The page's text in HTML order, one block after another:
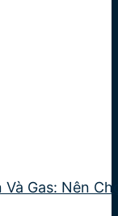
Gas: Nên